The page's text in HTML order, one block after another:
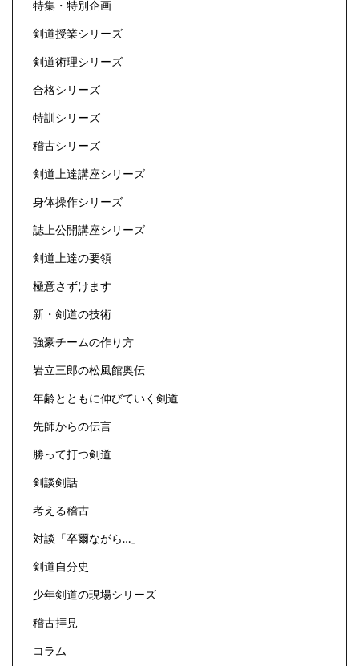
特集・特別企画
剣道授業シリーズ
剣道術理シリーズ
合格シリーズ
特訓シリーズ
稽古シリーズ
剣道上達講座シリーズ
身体操作シリーズ
誌上公開講座シリーズ
剣道上達の要領
極意さずけます
新・剣道の技術
強豪チームの作り方
岩立三郎の松風館奥伝
年齢とともに伸びていく剣道
先師からの伝言
勝って打つ剣道
剣談剣話
考える稽古
対談「卒爾ながら…」
剣道自分史
少年剣道の現場シリーズ
稽古拝見
コラム